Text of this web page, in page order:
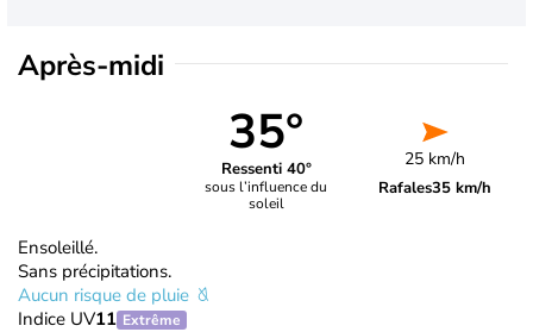
Après-midi
35°
Ressenti 40°
sous l’influence du
soleil
25 km/h
Rafales35 km/h
Ensoleillé.
Sans précipitations.
Aucun risque de pluie
Indice UV11 Extrême